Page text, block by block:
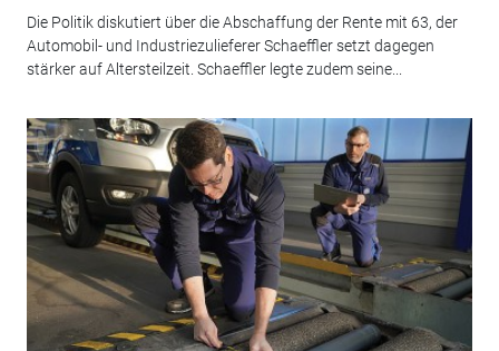
Die Politik diskutiert über die Abschaffung der Rente mit 63, der
Automobil- und Industriezulieferer Schaeffler setzt dagegen
stärker auf Altersteilzeit. Schaeffler legte zudem seine...